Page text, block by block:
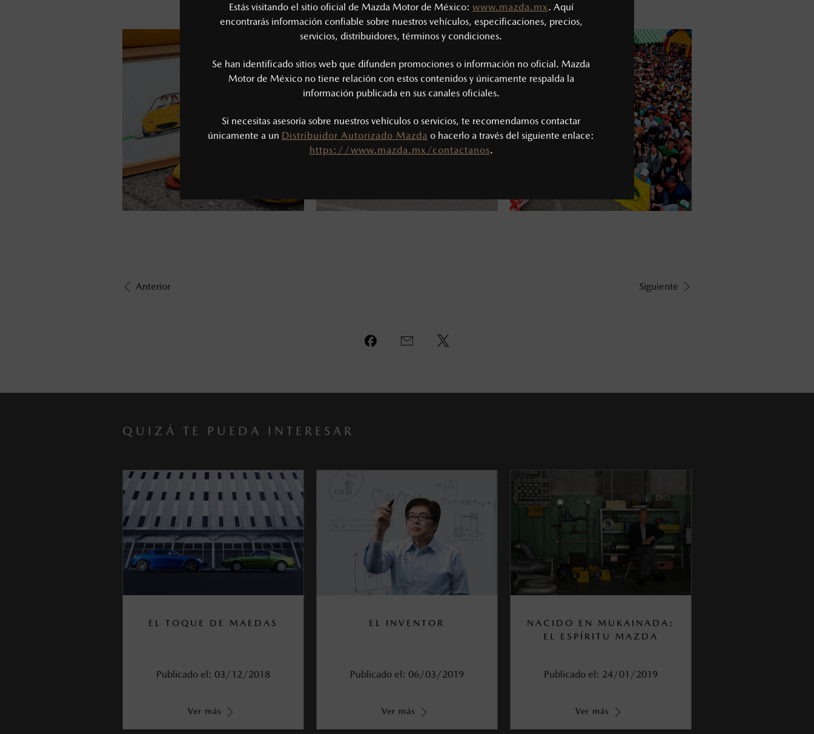
Estás visitando el sitio oficial de Mazda Motor de México: www.mazda.mx. Aquí
encontrarás información confiable sobre nuestros vehículos, especificaciones, precios,
servicios, distribuidores, términos y condiciones.
Se han identificado sitios web que difunden promociones o información no oficial. Mazda
Motor de México no tiene relación con estos contenidos y únicamente respalda la
información publicada en sus canales oficiales.
Si necesitas asesoría sobre nuestros vehículos o servicios, te recomendamos contactar
únicamente a un Distribuidor Autorizado Mazda o hacerlo a través del siguiente enlace:
https://www.mazda.mx/contactanos.
Anterior Siguiente
QUIZÁ TE PUEDA INTERESAR
EL TOQUE DE MAEDAS
Publicado el: 03/12/2018
Ver más
EL INVENTOR
Publicado el: 06/03/2019
Ver más
NACIDO EN MUKAINADA:
EL ESPÍRITU MAZDA
Publicado el: 24/01/2019
Ver más